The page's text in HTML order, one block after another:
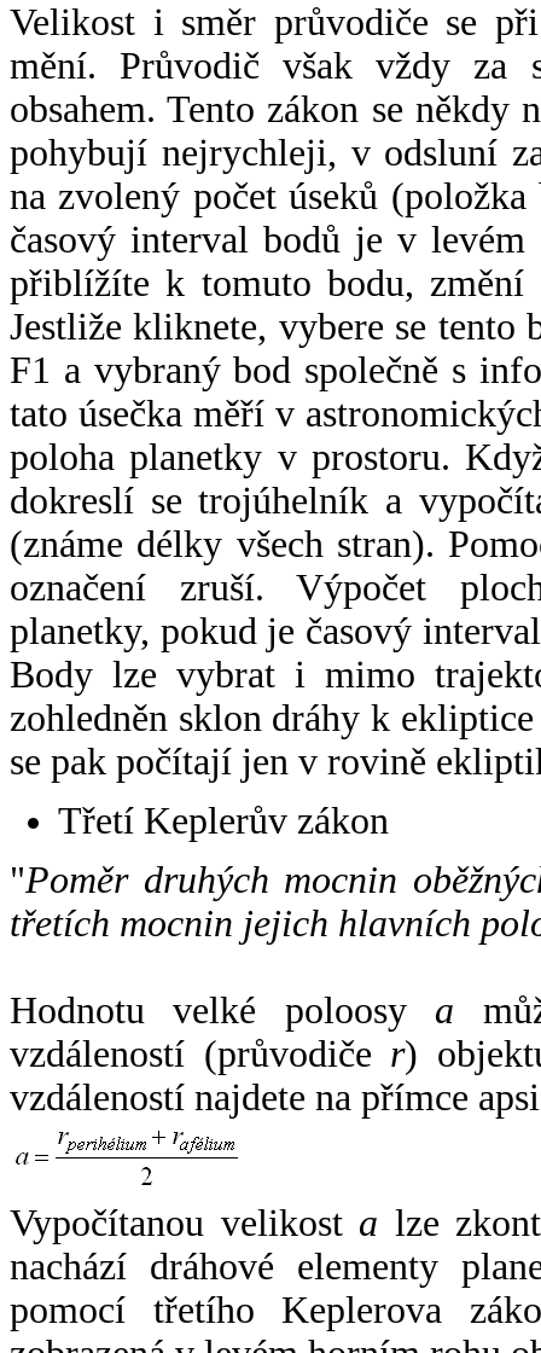
Velikost i směr průvodiče se
mění. Průvodič však vždy za
obsahem. Tento zákon se někdy
pohybují nejrychleji, v odsluní
na zvolený počet úseků
časový interval bodů je v
přiblížíte k tomuto bodu,
Jestliže kliknete, vybere se tento
F1 a vybraný bod společně s
tato úsečka měří v
poloha planetky v prostoru.
dokreslí se trojúhelník a
(známe délky všech stran).
označení zruší. Výpočet
planetky, pokud je časový
Body lze vybrat i mimo
zohledněn sklon dráhy k
se pak počítají jen v rovině
Třetí Keplerův zákon
"Poměr druhých mocnin
třetích mocnin jejich hlavních
Hodnotu velké poloosy a
vzdáleností (průvodiče r)
vzdáleností najdete na přímce
Vypočítanou velikost a lze
nachází dráhové elementy
pomocí třetího Keplerova